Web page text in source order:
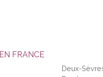
FRANCE
Deux-